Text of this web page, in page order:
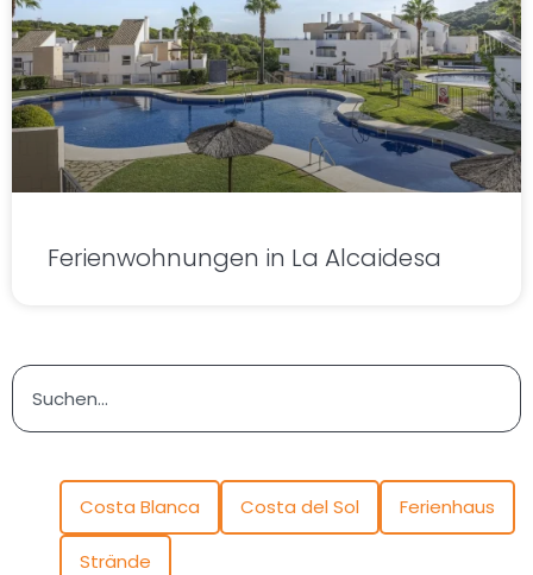
Ferienwohnungen in La Alcaidesa
Costa Blanca Costa del Sol Ferienhaus
Strände